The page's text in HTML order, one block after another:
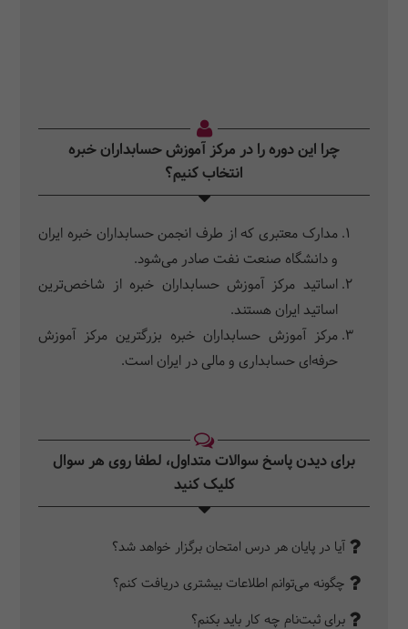
چرا این دوره را در مرکز آموزش حسابداران خبره
انتخاب کنیم؟
مدارک معتبری که از طرف انجمن حسابداران خبره ایران
و دانشگاه صنعت نفت صادر می‌شود.
اساتید مرکز آموزش حسابداران خبره از شاخص‌ترین
اساتید ایران هستند.
مرکز آموزش حسابداران خبره بزرگترین مرکز آموزش
حرفه‌ای حسابداری و مالی در ایران است.
برای دیدن پاسخ سوالات متداول، لطفا روی هر سوال
کلیک کنید‎
آیا در پایان هر درس امتحان برگزار خواهد شد؟
چگونه می‌توانم اطلاعات بیشتری دریافت کنم؟
برای ثبت‌نام چه کار باید بکنم؟